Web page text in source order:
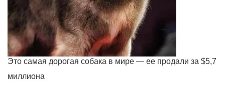
Это самая дорогая собака в мире — ее продали за $5,7
миллиона